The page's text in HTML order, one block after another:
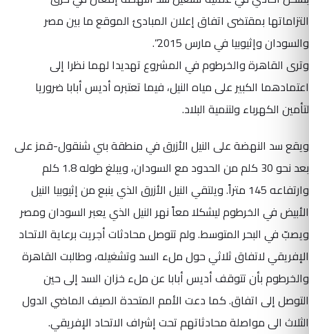
التزاماتها بمقتضى اتفاق إعلان المبادئ الموقع ما بين مصر
والسودان وإثيوبيا في مارس 2015”.
وترى القاهرة والخرطوم في المشروع تهديدا لهما نظرا إلى
اعتمادهما الكبير على مياه النيل، فيما تعتبره أديس أبابا ضروريا
لتأمين الكهرباء ولتنمية البلاد.
ويقع سد النهضة على النيل الأزرق في منطقة بني شنقول-قمز على
بعد نحو 30 كلم من الحدود مع السودان، ويبلغ طوله 1.8 كلم
وارتفاعه 145 متراً. ويلتقي النيل الأزرق الذي ينبع من إثيوبيا النيل
الأبيض في الخرطوم ليشكلا معاً نهر النيل الذي يعبر السودان ومصر
ويصبّ في البحر المتوسط. ولم تتوصل محادثات أجريت برعاية الاتحاد
الإفريقي لاتفاق ثلاثي حول ملء السد وتشغيله، وطالبت القاهرة
والخرطوم بأن تتوقف أديس أبابا عن ملء خزان السد إلى حين
التوصل إلى اتفاق. كما دعت الأمم المتحدة الصيف الماضي الدول
الثلاث الى مواصلة محادثاتهم تحت إشراف الاتحاد الإفريقي.